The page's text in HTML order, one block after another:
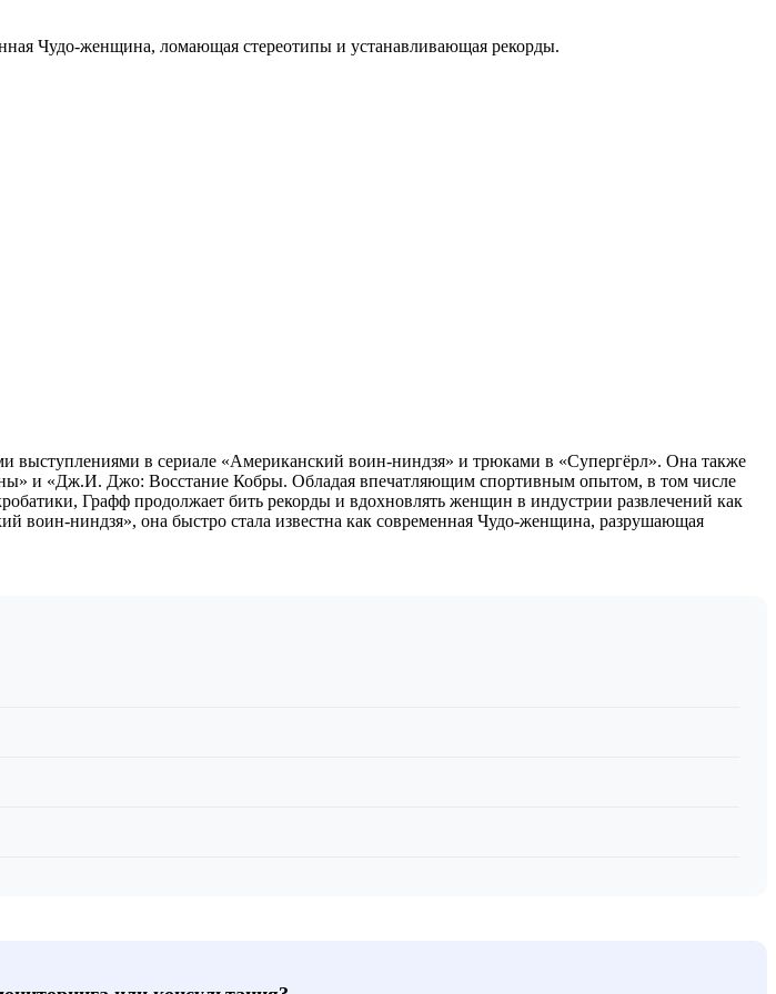
Чудо-женщина, ломающая стереотипы и устанавливающая рекорды.
выступлениями в сериале «Американский воин-ниндзя» и трюками в «Супергёрл». Она также
и «Дж.И. Джо: Восстание Кобры. Обладая впечатляющим спортивным опытом, в том числе
Графф продолжает бить рекорды и вдохновлять женщин в индустрии развлечений как
воин-ниндзя», она быстро стала известна как современная Чудо-женщина, разрушающая